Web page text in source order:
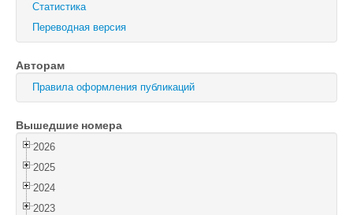
Физика твердого тела
Физика и техника полупроводников
Оптика и спектроскопия
Поиск
Войти
Статистика
Переводная версия
Авторам
Правила оформления публикаций
Вышедшие номера
2026
2025
2024
2023